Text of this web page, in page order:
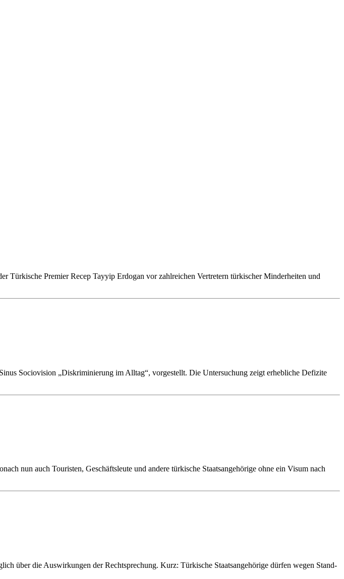
Türkische Premier Recep Tayyip Erdogan vor zahlreichen Vertretern türkischer Minderheiten und
Sociovision „Diskriminierung im Alltag“, vorgestellt. Die Untersuchung zeigt erhebliche Defizite
nun auch Touristen, Geschäftsleute und andere türkische Staatsangehörige ohne ein Visum nach
über die Auswirkungen der Rechtsprechung. Kurz: Türkische Staatsangehörige dürfen wegen Stand-